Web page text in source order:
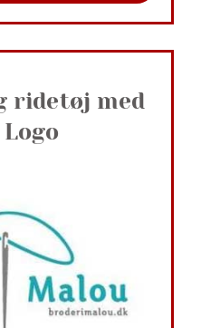
ridetøj med
Logo